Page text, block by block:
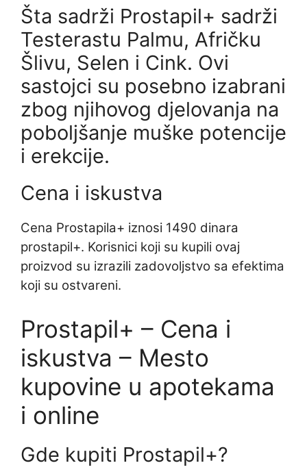
Šta sadrži Prostapil+ sadrži
Testerastu Palmu, Afričku
Šlivu, Selen i Cink. Ovi
sastojci su posebno izabrani
zbog njihovog djelovanja na
poboljšanje muške potencije
i erekcije.
Cena i iskustva
Cena Prostapila+ iznosi 1490 dinara
prostapil+. Korisnici koji su kupili ovaj
proizvod su izrazili zadovoljstvo sa efektima
koji su ostvareni.
Prostapil+ – Cena i
iskustva – Mesto
kupovine u apotekama
i online
Gde kupiti Prostapil+?